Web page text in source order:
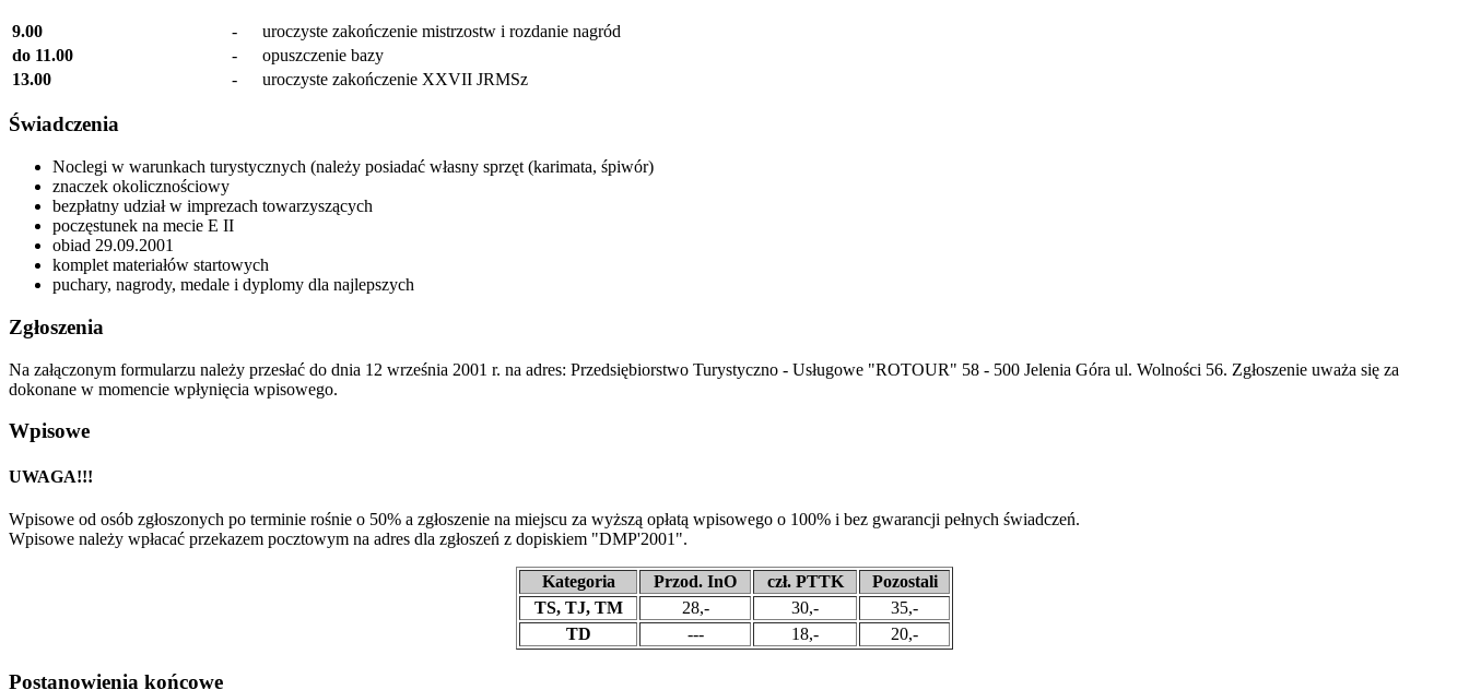
9.00 -
uroczyste zakończenie mistrzostw i rozdanie nagród
do 11.00
-
opuszczenie bazy
13.00
- uroczyste zakończenie XXVII JRMSz
Świadczenia
Noclegi w warunkach turystycznych (należy posiadać własny sprzęt (karimata, śpiwór)
znaczek okolicznościowy
bezpłatny udział w imprezach towarzyszących
poczęstunek na mecie E II
obiad 29.09.2001
komplet materiałów startowych
puchary, nagrody, medale i dyplomy dla najlepszych
Zgłoszenia
Na załączonym formularzu należy przesłać do dnia 12 września 2001 r. na adres: Przedsiębiorstwo Turystyczno - Usługowe "ROTOUR" 58 - 500 Jelenia Góra ul. Wolności 56. Zgłoszenie uważa się za
dokonane w momencie wpłynięcia wpisowego.
Wpisowe
UWAGA!!!
Wpisowe od osób zgłoszonych po terminie rośnie o 50% a zgłoszenie na miejscu za wyższą opłatą wpisowego o 100% i bez gwarancji pełnych świadczeń.
Wpisowe należy wpłacać przekazem pocztowym na adres dla zgłoszeń z dopiskiem "DMP'2001".
Kategoria Przod. InO czł. PTTK
Pozostali
TS, TJ, TM
28,- 30,-
35,-
TD
--- 18,- 20,-
Postanowienia końcowe